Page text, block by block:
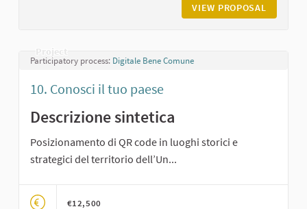
VIEW PROPOSAL
Participatory process: Digitale Bene Comune
10. Conosci il tuo paese
Descrizione sintetica
Posizionamento di QR code in luoghi storici e
strategici del territorio dell’Un...
€12,500